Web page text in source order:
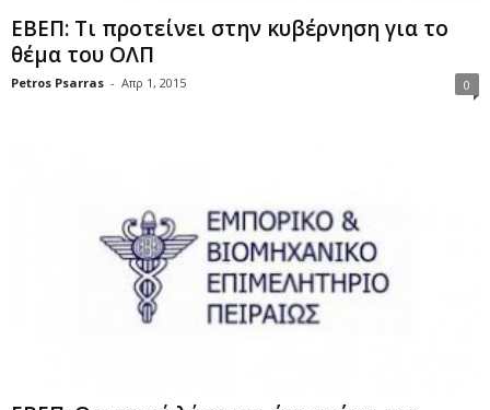
ΕΒΕΠ: Τι προτείνει στην κυβέρνηση για το
θέμα του ΟΛΠ
Petros Psarras - Απρ 1, 2015 0